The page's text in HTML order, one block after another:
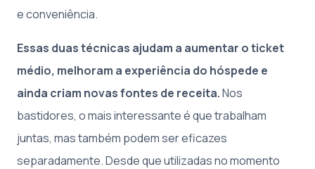
e conveniência.
Essas duas técnicas ajudam a aumentar o ticket
médio, melhoram a experiência do hóspede e
ainda criam novas fontes de receita.Nos
bastidores, o mais interessante é que trabalham
juntas, mas também podem ser eficazes
separadamente. Desde que utilizadas no momento